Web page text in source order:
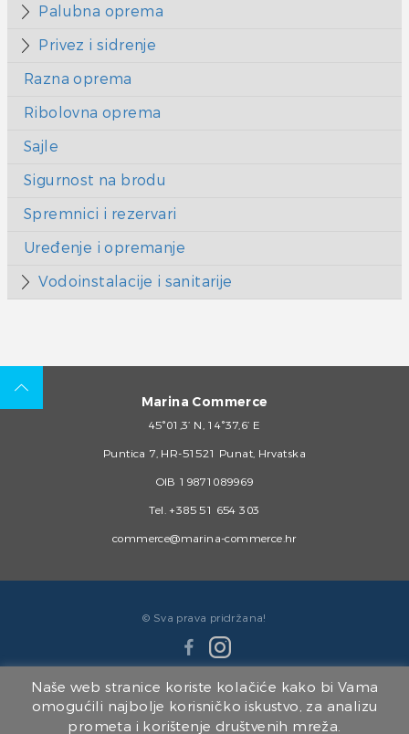
Palubna oprema
Privez i sidrenje
Razna oprema
Ribolovna oprema
Sajle
Sigurnost na brodu
Spremnici i rezervari
Uređenje i opremanje
Vodoinstalacije i sanitarije
Marina Commerce
45°01,3’ N, 14°37,6’ E
Puntica 7, HR-51521 Punat, Hrvatska
OIB 19871089969
Tel. +385 51 654 303
commerce@marina-commerce.hr
© Sva prava pridržana!
Naše web stranice koriste kolačiće kako bi Vama
omogućili najbolje korisničko iskustvo, za analizu
prometa i korištenje društvenih mreža.